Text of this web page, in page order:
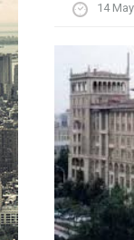
14